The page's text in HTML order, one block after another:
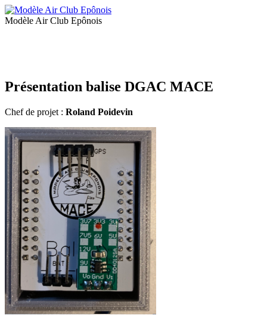
Modèle Air Club Epônois
Présentation balise DGAC MACE
Chef de projet : Roland Poidevin